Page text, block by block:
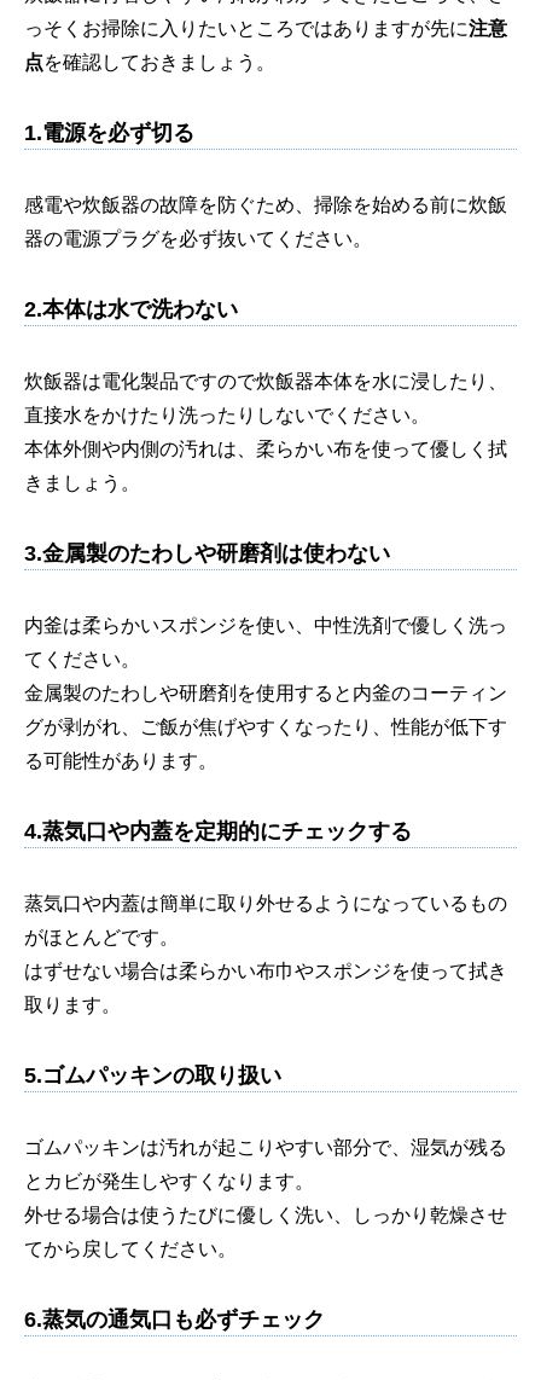
っそくお掃除に入りたいところではありますが先に注意
点を確認しておきましょう。
1.電源を必ず切る
感電や炊飯器の故障を防ぐため、掃除を始める前に炊飯
器の電源プラグを必ず抜いてください。
2.本体は水で洗わない
炊飯器は電化製品ですので炊飯器本体を水に浸したり、
直接水をかけたり洗ったりしないでください。
本体外側や内側の汚れは、柔らかい布を使って優しく拭
きましょう。
3.金属製のたわしや研磨剤は使わない
内釜は柔らかいスポンジを使い、中性洗剤で優しく洗っ
てください。
金属製のたわしや研磨剤を使用すると内釜のコーティン
グが剥がれ、ご飯が焦げやすくなったり、性能が低下す
る可能性があります。
4.蒸気口や内蓋を定期的にチェックする
蒸気口や内蓋は簡単に取り外せるようになっているもの
がほとんどです。
はずせない場合は柔らかい布巾やスポンジを使って拭き
取ります。
5.ゴムパッキンの取り扱い
ゴムパッキンは汚れが起こりやすい部分で、湿気が残る
とカビが発生しやすくなります。
外せる場合は使うたびに優しく洗い、しっかり乾燥させ
てから戻してください。
6.蒸気の通気口も必ずチェック